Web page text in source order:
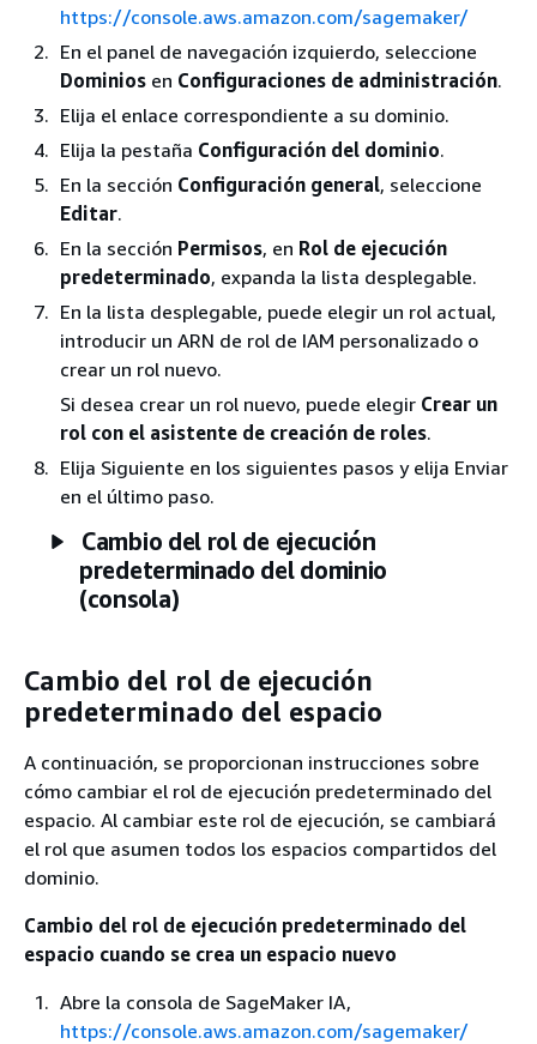
https://console.aws.amazon.com/sagemaker/
En el panel de navegación izquierdo, seleccione
Dominios en Configuraciones de administración.
Elija el enlace correspondiente a su dominio.
Elija la pestaña Configuración del dominio.
En la sección Configuración general, seleccione
Editar.
En la sección Permisos, en Rol de ejecución
predeterminado, expanda la lista desplegable.
En la lista desplegable, puede elegir un rol actual,
introducir un ARN de rol de IAM personalizado o
crear un rol nuevo.
Si desea crear un rol nuevo, puede elegir Crear un
rol con el asistente de creación de roles.
Elija Siguiente en los siguientes pasos y elija Enviar
en el último paso.
Cambio del rol de ejecución
predeterminado del dominio
(consola)
Cambio del rol de ejecución
predeterminado del espacio
A continuación, se proporcionan instrucciones sobre
cómo cambiar el rol de ejecución predeterminado del
espacio. Al cambiar este rol de ejecución, se cambiará
el rol que asumen todos los espacios compartidos del
dominio.
Cambio del rol de ejecución predeterminado del
espacio cuando se crea un espacio nuevo
Abre la consola de SageMaker IA,
https://console.aws.amazon.com/sagemaker/